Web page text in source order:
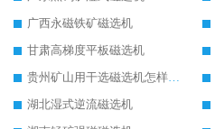
广西永磁铁矿磁选机
甘肃高梯度平板磁选机
贵州矿山用干选磁选机怎样调磁
湖北湿式逆流磁选机